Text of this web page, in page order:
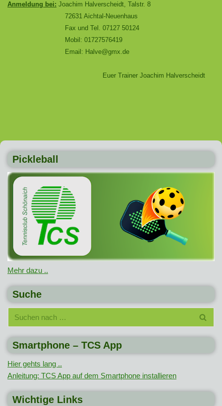
Anmeldung bei: Joachim Halverscheidt, Talstr. 8
72631 Aichtal-Neuenhaus
Fax und Tel. 07127 50124
Mobil: 01727576419
Email: Halve@gmx.de
Euer Trainer Joachim Halverscheidt
Pickleball
Mehr dazu ..
Suche
Smartphone – TCS App
Hier gehts lang ..
Anleitung: TCS App auf dem Smartphone installieren
Wichtige Links